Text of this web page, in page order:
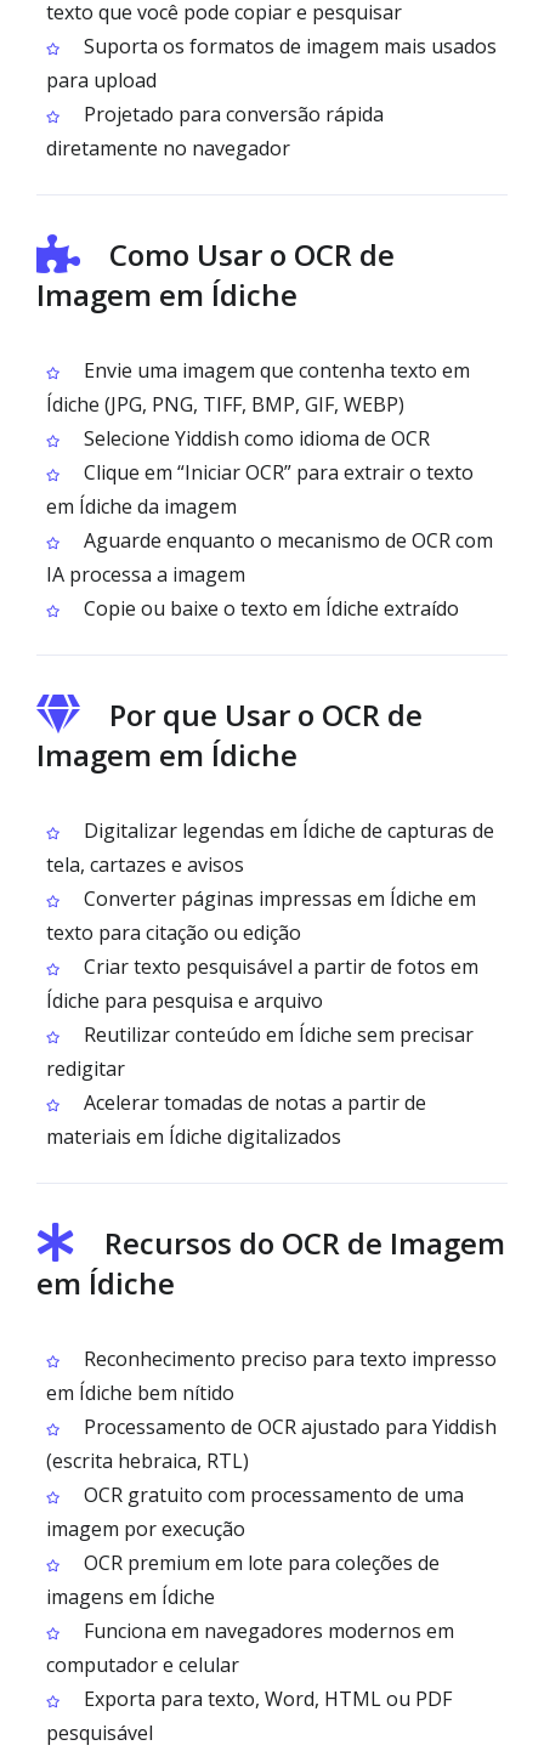
texto que você pode copiar e pesquisar
Suporta os formatos de imagem mais usados
para upload
Projetado para conversão rápida
diretamente no navegador
Como Usar o OCR de
Imagem em Ídiche
Envie uma imagem que contenha texto em
Ídiche (JPG, PNG, TIFF, BMP, GIF, WEBP)
Selecione Yiddish como idioma de OCR
Clique em “Iniciar OCR” para extrair o texto
em Ídiche da imagem
Aguarde enquanto o mecanismo de OCR com
IA processa a imagem
Copie ou baixe o texto em Ídiche extraído
Por que Usar o OCR de
Imagem em Ídiche
Digitalizar legendas em Ídiche de capturas de
tela, cartazes e avisos
Converter páginas impressas em Ídiche em
texto para citação ou edição
Criar texto pesquisável a partir de fotos em
Ídiche para pesquisa e arquivo
Reutilizar conteúdo em Ídiche sem precisar
redigitar
Acelerar tomadas de notas a partir de
materiais em Ídiche digitalizados
Recursos do OCR de Imagem
em Ídiche
Reconhecimento preciso para texto impresso
em Ídiche bem nítido
Processamento de OCR ajustado para Yiddish
(escrita hebraica, RTL)
OCR gratuito com processamento de uma
imagem por execução
OCR premium em lote para coleções de
imagens em Ídiche
Funciona em navegadores modernos em
computador e celular
Exporta para texto, Word, HTML ou PDF
pesquisável